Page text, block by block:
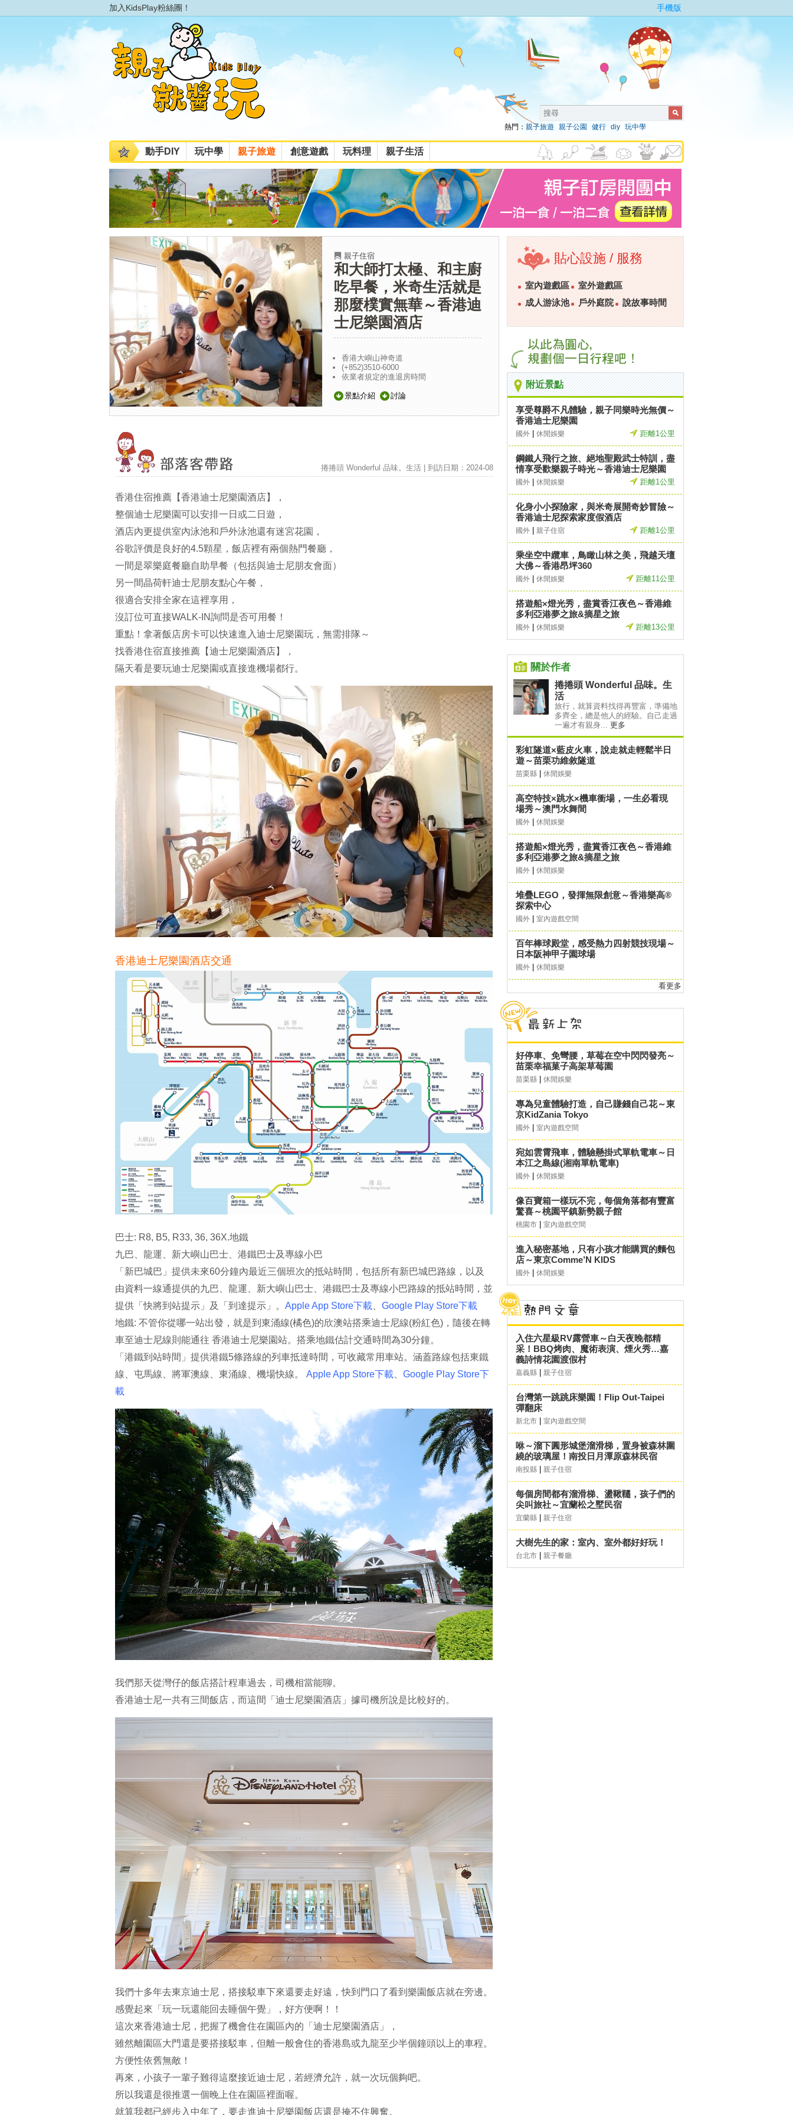
加入KidsPlay粉絲團！ 手機版
熱門： 親子旅遊 親子公園 健行 diy 玩中學
動手DIY 玩中學 親子旅遊 創意遊戲 玩料理 親子生活
親子住宿
和大師打太極、和主廚
吃早餐，米奇生活就是
那麼樸實無華～香港迪
士尼樂園酒店
香港大嶼山神奇道
(+852)3510-6000
依業者規定的進退房時間
景點介紹 討論
捲捲頭 Wonderful 品味。生活 | 到訪日期：2024-08
香港住宿推薦【香港迪士尼樂園酒店】，
整個迪士尼樂園可以安排一日或二日遊，
酒店內更提供室內泳池和戶外泳池還有迷宮花園，
谷歌評價是良好的4.5顆星，飯店裡有兩個熱門餐廳，
一間是翠樂庭餐廳自助早餐（包括與迪士尼朋友會面）
另一間晶荷軒迪士尼朋友點心午餐，
很適合安排全家在這裡享用，
沒訂位可直接WALK-IN詢問是否可用餐！
重點！拿著飯店房卡可以快速進入迪士尼樂園玩，無需排隊～
找香港住宿直接推薦【迪士尼樂園酒店】，
隔天看是要玩迪士尼樂園或直接進機場都行。
香港迪士尼樂園酒店交通
巴士: R8, B5, R33, 36, 36X.地鐵
九巴、龍運、新大嶼山巴士、港鐵巴士及專線小巴
「新巴城巴」提供未來60分鐘內最近三個班次的抵站時間，包括所有新巴城巴路線，以及
由資料一線通提供的九巴、龍運、新大嶼山巴士、港鐵巴士及專線小巴路線的抵站時間，並
提供「快將到站提示」及「到達提示」。 Apple App Store下載
Google Play Store下載
地鐵: 不管你從哪一站出發，就是到東涌線(橘色)的欣澳站搭乘迪士尼線(粉紅色)，隨後在轉
車至迪士尼線則能通往 香港迪士尼樂園站。搭乘地鐵估計交通時間為30分鐘。
「港鐵到站時間」提供港鐵5條路線的列車抵達時間，可收藏常用車站。涵蓋路線包括東鐵
線、屯馬線、將軍澳線、東涌線、機場快線。 Apple App Store下載
Google Play Store下
載
我們那天從灣仔的飯店搭計程車過去，司機相當能聊。
香港迪士尼一共有三間飯店，而這間「迪士尼樂園酒店」據司機所說是比較好的。
我們十多年去東京迪士尼，搭接駁車下來還要走好遠，快到門口了看到樂園飯店就在旁邊。
感覺起來「玩一玩還能回去睡個午覺」，好方便啊！！
這次來香港迪士尼，把握了機會住在園區內的「迪士尼樂園酒店」，
雖然離園區大門還是要搭接駁車，但離一般會住的香港島或九龍至少半個鐘頭以上的車程。
方便性依舊無敵！
再來，小孩子一輩子難得這麼接近迪士尼，若經濟允許，就一次玩個夠吧。
所以我還是很推選一個晚上住在園區裡面喔。
就算我都已經步入中年了，要走進迪士尼樂園飯店還是掩不住興奮。
貼心設施 / 服務
室內遊戲區
室外遊戲區
成人游泳池
戶外庭院 說故事時間
附近景點
享受尊爵不凡體驗，親子同樂時光無價～
香港迪士尼樂園
國外 休閒娛樂 距離1公里
鋼鐵人飛行之旅、絕地聖殿武士特訓，盡
情享受歡樂親子時光～香港迪士尼樂園
國外 休閒娛樂 距離1公里
化身小小探險家，與米奇展開奇妙冒險～
香港迪士尼探索家度假酒店
國外 親子住宿 距離1公里
乘坐空中纜車，鳥瞰山林之美，飛越天壇
大佛～香港昂坪360
國外 休閒娛樂 距離11公里
搭遊船×燈光秀，盡賞香江夜色～香港維
多利亞港夢之旅&摘星之旅
國外 休閒娛樂 距離13公里
關於作者
捲捲頭 Wonderful 品味。生
活
旅行，就算資料找得再豐富，準備地
多齊全，總是他人的經驗。自己走過
一遍才有親身... 更多
彩虹隧道×藍皮火車，說走就走輕鬆半日
遊～苗栗功維敘隧道
苗栗縣 休閒娛樂
高空特技×跳水×機車衝場，一生必看現
場秀～澳門水舞間
國外 休閒娛樂
搭遊船×燈光秀，盡賞香江夜色～香港維
多利亞港夢之旅&摘星之旅
國外 休閒娛樂
堆疊LEGO，發揮無限創意～香港樂高®
探索中心
國外 室內遊戲空間
百年棒球殿堂，感受熱力四射競技現場～
日本阪神甲子園球場
國外 休閒娛樂
看更多
好停車、免彎腰，草莓在空中閃閃發亮～
苗栗幸福菓子高架草莓園
苗栗縣 休閒娛樂
專為兒童體驗打造，自己賺錢自己花～東
京KidZania Tokyo
國外 室內遊戲空間
宛如雲霄飛車，體驗懸掛式單軌電車～日
本江之島線(湘南單軌電車)
國外 休閒娛樂
像百寶箱一樣玩不完，每個角落都有豐富
驚喜～桃園平鎮新勢親子館
桃園市 室內遊戲空間
進入秘密基地，只有小孩才能購買的麵包
店～東京Comme’N KIDS
國外 休閒娛樂
入住六星級RV露營車～白天夜晚都精
采！BBQ烤肉、魔術表演、煙火秀…嘉
義詩情花園渡假村
嘉義縣 親子住宿
台灣第一跳跳床樂園！Flip Out-Taipei
彈翻床
新北市 室內遊戲空間
咻～溜下圓形城堡溜滑梯，置身被森林圍
繞的玻璃屋！南投日月潭原森林民宿
南投縣 親子住宿
每個房間都有溜滑梯、盪鞦韆，孩子們的
尖叫旅社～宜蘭松之墅民宿
宜蘭縣 親子住宿
大樹先生的家：室內、室外都好好玩！
台北市 親子餐廳